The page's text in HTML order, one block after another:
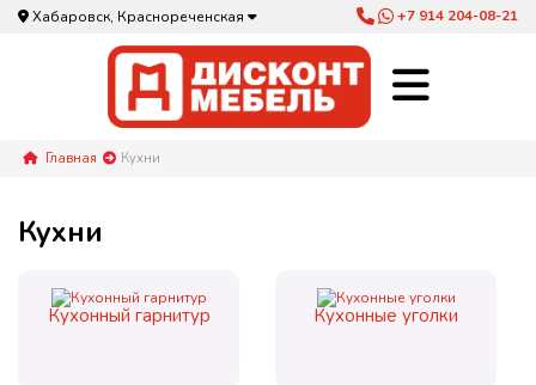
Хабаровск, Краснореченская +7 914 204-08-21
Главная Кухни
Кухни
Кухонный гарнитур Кухонные уголки